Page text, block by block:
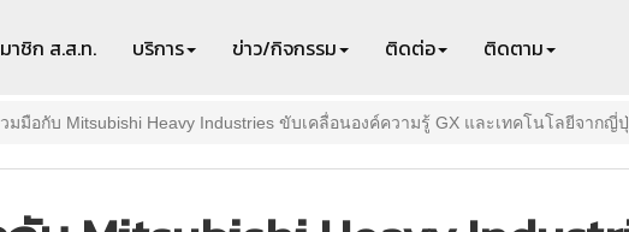
าชิก ส.ส.ท. บริการ ข่าว/กิจกรรม ติดต่อ ติดตาม
มมือกับ Mitsubishi Heavy Industries ขับเคลื่อนองค์ความรู้ GX และเทคโนโลยีจาก